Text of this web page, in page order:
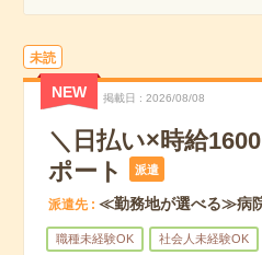
未読
NEW 掲載日 2026/08/08
＼日払い×時給
ポート
派遣
派遣先 ≪勤務地が選べる≫病院
職種未経験OK 社会人未経験OK